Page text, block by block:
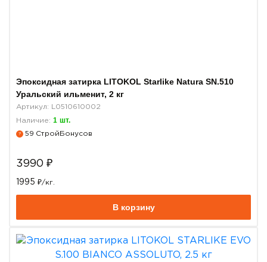
Эпоксидная затирка LITOKOL Starlike Natura SN.510
Уральский ильменит, 2 кг
Артикул: L0510610002
Наличие: 1 шт.
? 59 СтройБонусов
3990 ₽
1995 ₽/кг.
В корзину